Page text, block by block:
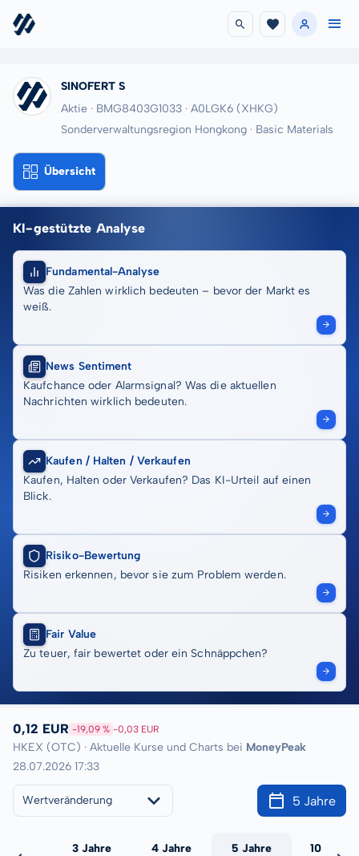
SINOFERT S
Aktie · BMG8403G1033 · A0LGK6 (XHKG)
Sonderverwaltungsregion Hongkong · Basic Materials
Übersicht
KI-gestützte Analyse
Fundamental-Analyse
Was die Zahlen wirklich bedeuten – bevor der Markt es
weiß.
News Sentiment
Kaufchance oder Alarmsignal? Was die aktuellen
Nachrichten wirklich bedeuten.
Kaufen / Halten / Verkaufen
Kaufen, Halten oder Verkaufen? Das KI-Urteil auf einen
Blick.
Risiko-Bewertung
Risiken erkennen, bevor sie zum Problem werden.
Fair Value
Zu teuer, fair bewertet oder ein Schnäppchen?
0,12 EUR -19,09 % -0,03 EUR
HKEX (OTC) · Aktuelle Kurse und Charts bei MoneyPeak
28.07.2026 17:33
Wertveränderung 5 Jahre
3 Jahre 4 Jahre 5 Jahre 10 Jahre